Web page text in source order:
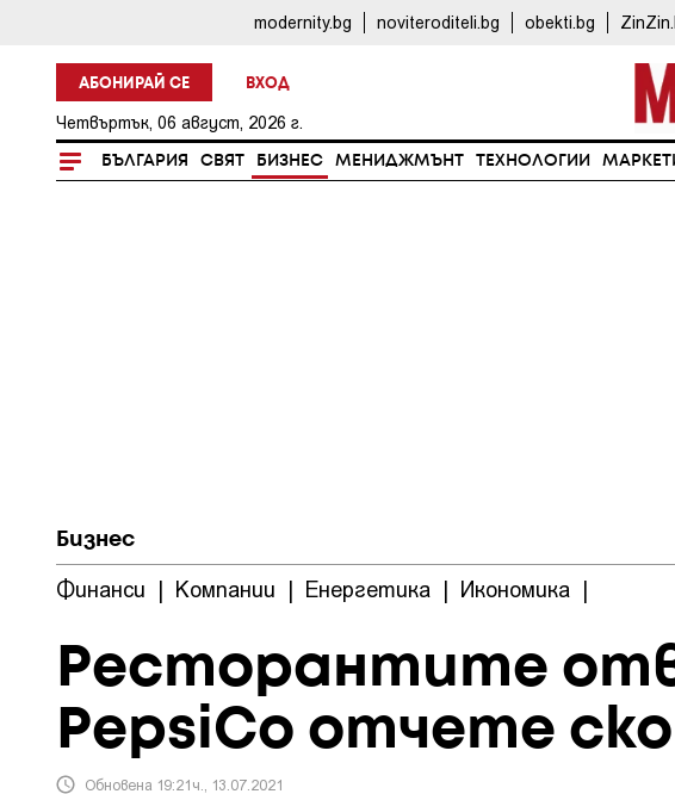
modernity.bg noviteroditeli.bg obekti.bg
АБОНИРАЙ СЕ ВХОД
Четвъртък, 06 август, 2026 г.
БЪЛГАРИЯ СВЯТ БИЗНЕС МЕНИДЖМЪНТ ТЕХНОЛОГИИ
Бизнес
Финанси | Компании | Енергетика | Икономика |
Ресторантите
PepsiCo отчете
Обновена 19:21ч., 13.07.2021